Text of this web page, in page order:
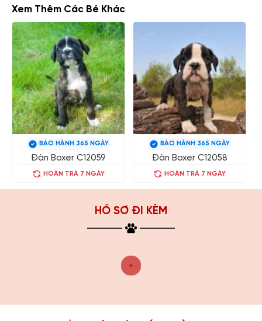
Xem Thêm Các Bé Khác
BẢO HÀNH 365 NGÀY
Đàn Boxer C12059
HOÀN TRẢ 7 NGÀY
BẢO HÀNH 365 NGÀY
Đàn Boxer C12058
HOÀN TRẢ 7 NGÀY
HỒ SƠ ĐI KÈM